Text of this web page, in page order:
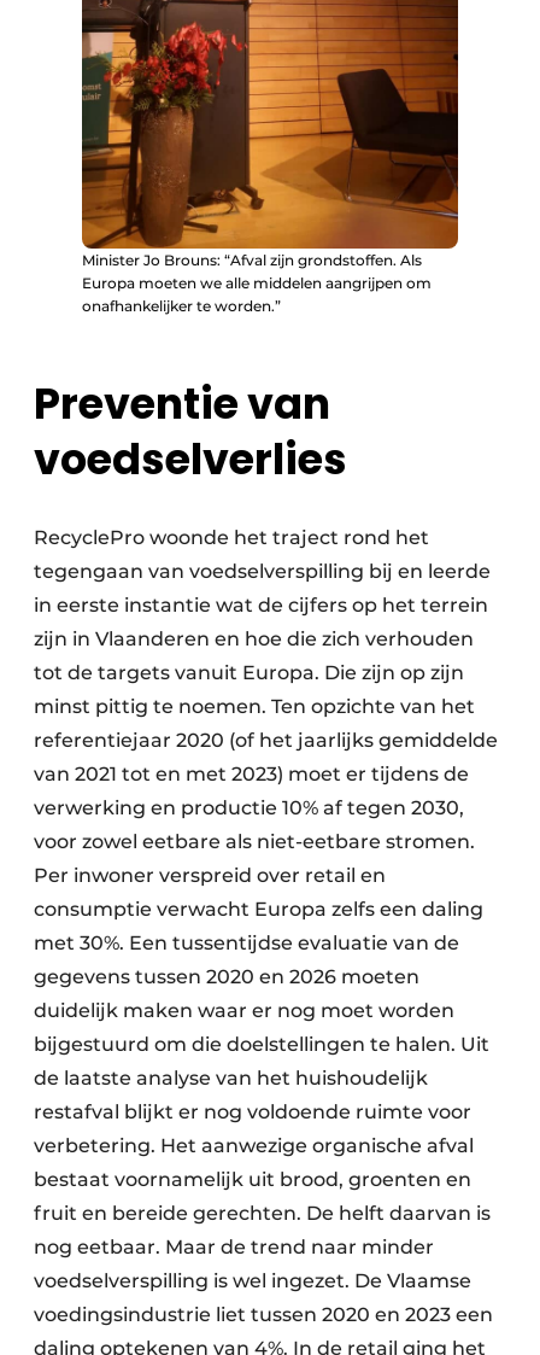
Minister Jo Brouns: “Afval zijn grondstoffen. Als
Europa moeten we alle middelen aangrijpen om
onafhankelijker te worden.”
Preventie van
voedselverlies
RecyclePro woonde het traject rond het
tegengaan van voedselverspilling bij en leerde
in eerste instantie wat de cijfers op het terrein
zijn in Vlaanderen en hoe die zich verhouden
tot de targets vanuit Europa. Die zijn op zijn
minst pittig te noemen. Ten opzichte van het
referentiejaar 2020 (of het jaarlijks gemiddelde
van 2021 tot en met 2023) moet er tijdens de
verwerking en productie 10% af tegen 2030,
voor zowel eetbare als niet-eetbare stromen.
Per inwoner verspreid over retail en
consumptie verwacht Europa zelfs een daling
met 30%. Een tussentijdse evaluatie van de
gegevens tussen 2020 en 2026 moeten
duidelijk maken waar er nog moet worden
bijgestuurd om die doelstellingen te halen. Uit
de laatste analyse van het huishoudelijk
restafval blijkt er nog voldoende ruimte voor
verbetering. Het aanwezige organische afval
bestaat voornamelijk uit brood, groenten en
fruit en bereide gerechten. De helft daarvan is
nog eetbaar. Maar de trend naar minder
voedselverspilling is wel ingezet. De Vlaamse
voedingsindustrie liet tussen 2020 en 2023 een
daling optekenen van 4%. In de retail ging het